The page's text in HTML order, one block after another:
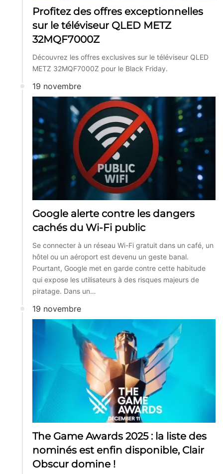
Profitez des offres exceptionnelles
sur le téléviseur QLED METZ
32MQF7000Z
Découvrez les offres exclusives sur le téléviseur QLED
METZ 32MQF7000Z pour le Black Friday.
19 novembre
Google alerte contre les dangers
cachés du Wi-Fi public
Se connecter à un réseau Wi-Fi gratuit dans un café, un
hôtel ou un aéroport est devenu un geste banal.
Pourtant, Google met en garde contre cette habitude
qui expose les utilisateurs à des risques majeurs de
piratage. Dans un…
19 novembre
The Game Awards 2025 : la liste des
nominés est enfin disponible, Clair
Obscur domine !